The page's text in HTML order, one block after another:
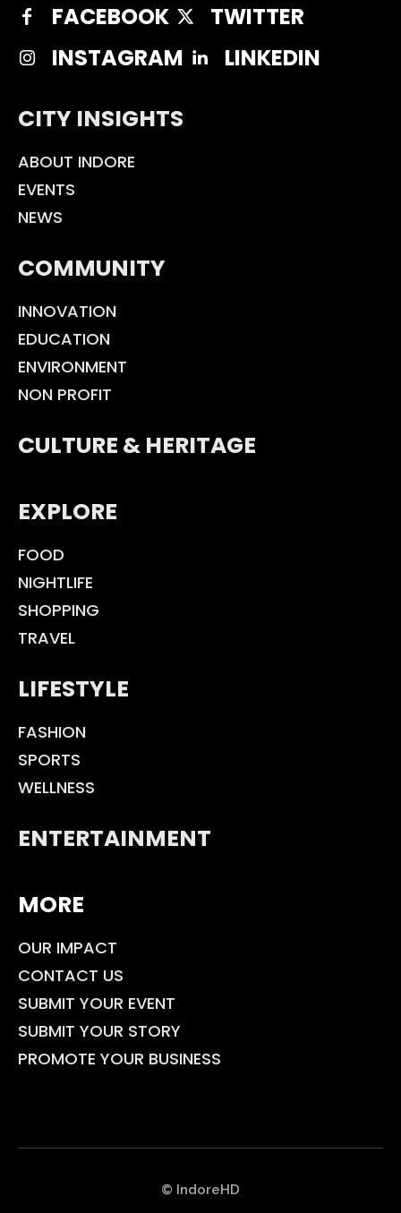
FACEBOOK
TWITTER
INSTAGRAM
LINKEDIN
CITY INSIGHTS
ABOUT INDORE
EVENTS
NEWS
COMMUNITY
INNOVATION
EDUCATION
ENVIRONMENT
NON PROFIT
CULTURE & HERITAGE
EXPLORE
FOOD
NIGHTLIFE
SHOPPING
TRAVEL
LIFESTYLE
FASHION
SPORTS
WELLNESS
ENTERTAINMENT
MORE
OUR IMPACT
CONTACT US
SUBMIT YOUR EVENT
SUBMIT YOUR STORY
PROMOTE YOUR BUSINESS
© IndoreHD